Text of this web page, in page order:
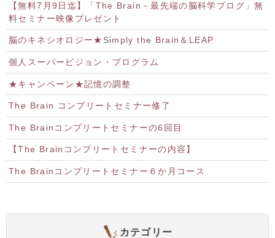
【無料7月9日迄】「The Brain－最先端の脳科学プログ」無
料セミナー映像プレゼント
脳のキネシオロジー★Simply the Brain＆LEAP
個人スーパービジョン・プログラム
★キャンペーン★記憶の調整
The Brain コンプリートセミナー修了
The Brainコンプリートセミナーの6回目
【The Brainコンプリートセミナーの内容】
The Brainコンプリートセミナー６か月コース
カテゴリー